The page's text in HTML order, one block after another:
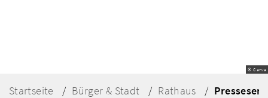
© Canva
Startseite Bürger & Stadt Rathaus